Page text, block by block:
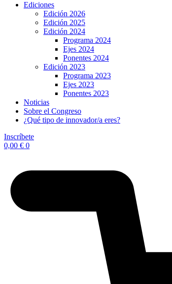
Ediciones
Edición 2026
Edición 2025
Edición 2024
Programa 2024
Ejes 2024
Ponentes 2024
Edición 2023
Programa 2023
Ejes 2023
Ponentes 2023
Noticias
Sobre el Congreso
¿Qué tipo de innovador/a eres?
Inscríbete
0,00 € 0